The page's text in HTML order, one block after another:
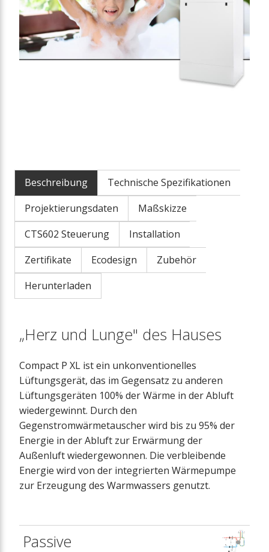
Beschreibung
Technische Spezifikationen
Projektierungsdaten
Maßskizze
CTS602 Steuerung
Installation
Zertifikate
Ecodesign
Zubehör
Herunterladen
„Herz und Lunge" des Hauses
Compact P XL ist ein unkonventionelles
Lüftungsgerät, das im Gegensatz zu anderen
Lüftungsgeräten 100% der Wärme in der Abluft
wiedergewinnt. Durch den
Gegenstromwärmetauscher wird bis zu 95% der
Energie in der Abluft zur Erwärmung der
Außenluft wiedergewonnen. Die verbleibende
Energie wird von der integrierten Wärmepumpe
zur Erzeugung des Warmwassers genutzt.
Passive